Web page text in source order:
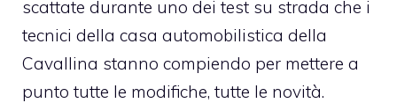
scattate durante uno dei test su strada che i
tecnici della casa automobilistica della
Cavallina stanno compiendo per mettere a
punto tutte le modifiche, tutte le novità.